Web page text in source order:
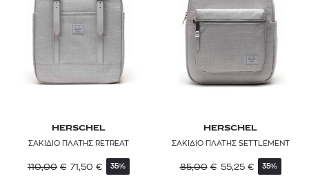
HERSCHEL
ΣΑΚΙΔΙΟ ΠΛΑΤΗΣ RETREAT
110,00 € 71,50 € 35%
HERSCHEL
ΣΑΚΙΔΙΟ ΠΛΑΤΗΣ SETTLEMENT
85,00 € 55,25 € 35%